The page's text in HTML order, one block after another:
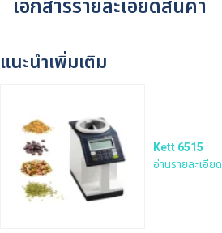
เอกสารรายละเอียดสินค้า
แนะนำเพิ่มเติม
Kett 6515
อ่านรายละเอียด